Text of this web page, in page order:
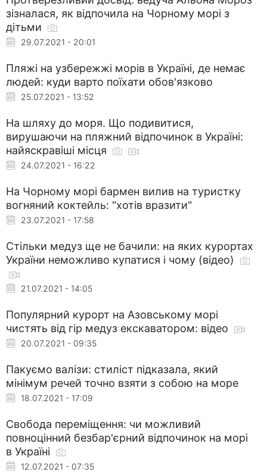
зізналася, як відпочила на Чорному морі з
дітьми
29.07.2021 - 20:01
Пляжі на узбережжі морів в Україні, де немає
людей: куди варто поїхати обов'язково
25.07.2021 - 13:52
На шляху до моря. Що подивитися,
вирушаючи на пляжний відпочинок в Україні:
найяскравіші місця
24.07.2021 - 16:22
На Чорному морі бармен вилив на туристку
вогняний коктейль: "хотів вразити"
23.07.2021 - 17:58
Стільки медуз ще не бачили: на яких курортах
України неможливо купатися і чому (відео)
21.07.2021 - 14:05
Популярний курорт на Азовському морі
чистять від гір медуз екскаватором: відео
20.07.2021 - 09:35
Пакуємо валізи: стиліст підказала, який
мінімум речей точно взяти з собою на море
18.07.2021 - 17:09
Свобода переміщення: чи можливий
повноцінний безбар'єрний відпочинок на морі
в Україні
12.07.2021 - 07:35